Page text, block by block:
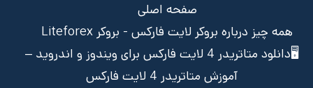
صفحه اصلی
همه چیز درباره بروکر لایت فارکس - بروکر Liteforex
🖥️دانلود متاتریدر 4 لایت فارکس برای ویندوز و اندروید –
آموزش متاتریدر 4 لایت فارکس